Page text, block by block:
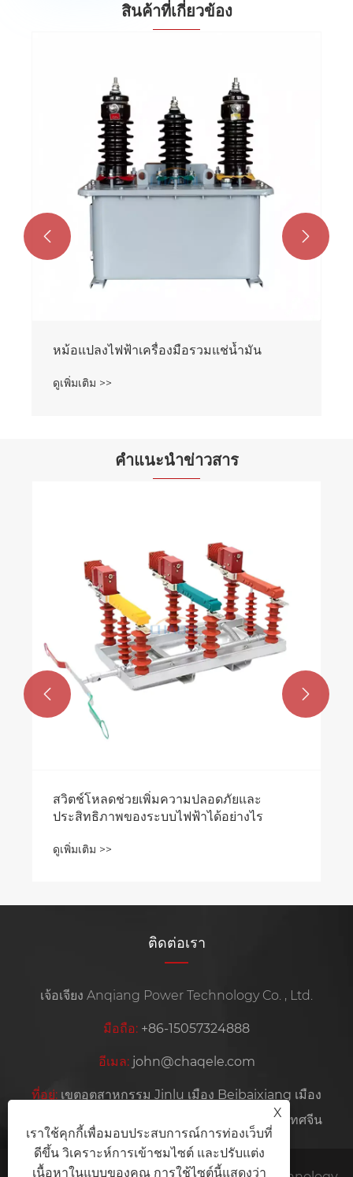
สินค้าที่เกี่ยวข้อง
หม้อแปลงแรงดันไฟฟ้าชนิดแห้งกลางแจ้ง
ดูเพิ่มเติม >>
 
คำแนะนำข่าวสาร
ปรับปรุงความน่าเชื่อถือของระบบไฟฟ้าได้
อย่างไร
ดูเพิ่มเติม >>
 
ติดต่อเรา
เจ้อเจียง Anqiang Power Technology Co. , Ltd.
มือถือ: +86-15057324888
อีเมล: john@chaqele.com
ที่อยู่: เขตอุตสาหกรรม Jinlu เมือง Beibaixiang เมือง
Yueqing เมือง Wenzhou มณฑลเจ้อเจียงประเทศจีน
X
เราใช้คุกกี้เพื่อมอบประสบการณ์การท่องเว็บที่
ดีขึ้น วิเคราะห์การเข้าชมไซต์ และปรับแต่ง
เนื้อหาในแบบของคุณ การใช้ไซต์นี้แสดงว่า